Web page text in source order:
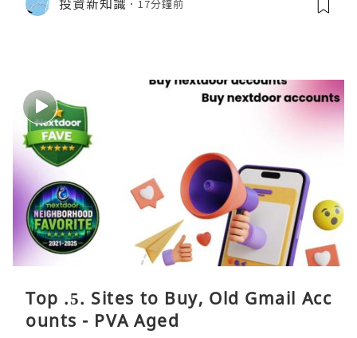
17分鐘前
Top .5. Sites to Buy, Old Gmail Acc
ounts - PVA Aged